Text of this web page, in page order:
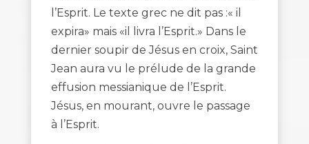
l’Esprit. Le texte grec ne dit pas :« il
expira» mais «il livra l’Esprit.» Dans le
dernier soupir de Jésus en croix, Saint
Jean aura vu le prélude de la grande
effusion messianique de l’Esprit.
Jésus, en mourant, ouvre le passage
à l’Esprit.